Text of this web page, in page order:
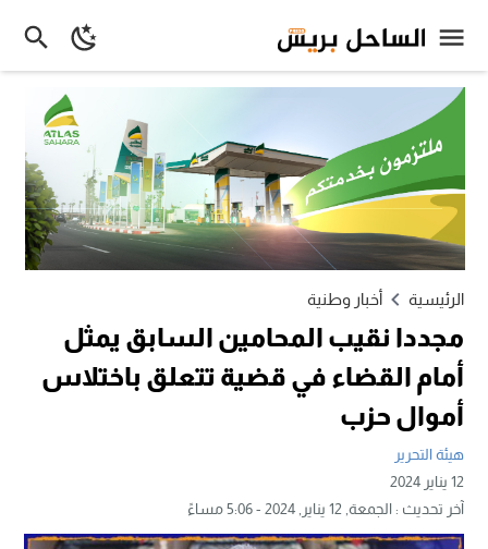
الرئيسية أخبار وطنية
مجددا نقيب المحامين السابق يمثل
أمام القضاء في قضية تتعلق باختلاس
أموال حزب
هيئة التحرير
12 يناير 2024
آخر تحديث :الجمعة, 12 يناير, 2024 - 5:06 مساءً